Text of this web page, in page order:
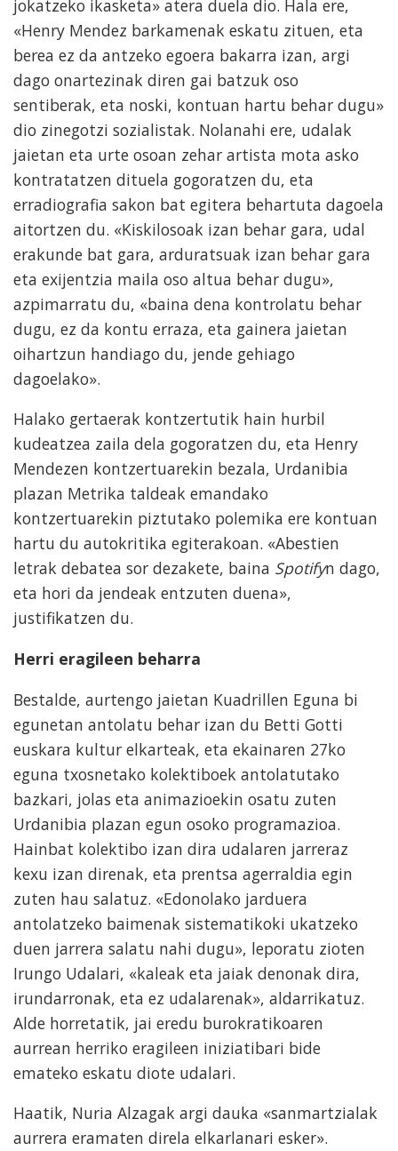
jokatzeko ikasketa» atera duela dio. Hala ere,
«Henry Mendez barkamenak eskatu zituen, eta
berea ez da antzeko egoera bakarra izan, argi
dago onartezinak diren gai batzuk oso
sentiberak, eta noski, kontuan hartu behar dugu»
dio zinegotzi sozialistak. Nolanahi ere, udalak
jaietan eta urte osoan zehar artista mota asko
kontratatzen dituela gogoratzen du, eta
erradiografia sakon bat egitera behartuta dagoela
aitortzen du. «Kiskilosoak izan behar gara, udal
erakunde bat gara, arduratsuak izan behar gara
eta exijentzia maila oso altua behar dugu»,
azpimarratu du, «baina dena kontrolatu behar
dugu, ez da kontu erraza, eta gainera jaietan
oihartzun handiago du, jende gehiago
dagoelako».
Halako gertaerak kontzertutik hain hurbil
kudeatzea zaila dela gogoratzen du, eta Henry
Mendezen kontzertuarekin bezala, Urdanibia
plazan Metrika taldeak emandako
kontzertuarekin piztutako polemika ere kontuan
hartu du autokritika egiterakoan. «Abestien
letrak debatea sor dezakete, baina Spotifyn dago,
eta hori da jendeak entzuten duena»,
justifikatzen du.
Herri eragileen beharra
Bestalde, aurtengo jaietan Kuadrillen Eguna bi
egunetan antolatu behar izan du Betti Gotti
euskara kultur elkarteak, eta ekainaren 27ko
eguna txosnetako kolektiboek antolatutako
bazkari, jolas eta animazioekin osatu zuten
Urdanibia plazan egun osoko programazioa.
Hainbat kolektibo izan dira udalaren jarreraz
kexu izan direnak, eta prentsa agerraldia egin
zuten hau salatuz. «Edonolako jarduera
antolatzeko baimenak sistematikoki ukatzeko
duen jarrera salatu nahi dugu», leporatu zioten
Irungo Udalari, «kaleak eta jaiak denonak dira,
irundarronak, eta ez udalarenak», aldarrikatuz.
Alde horretatik, jai eredu burokratikoaren
aurrean herriko eragileen iniziatibari bide
emateko eskatu diote udalari.
Haatik, Nuria Alzagak argi dauka «sanmartzialak
aurrera eramaten direla elkarlanari esker».